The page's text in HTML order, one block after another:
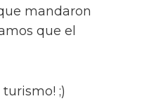
mandaron
que el
turismo! ;)